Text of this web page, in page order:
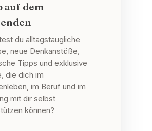
auf dem
du alltagstaugliche
neue Denkanstöße,
Tipps und exklusive
die dich im
im Beruf und im
mit dir selbst
können?